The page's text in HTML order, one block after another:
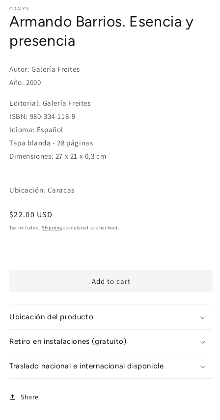
1
in
modal
ODALYS
Armando Barrios. Esencia y
presencia
Autor: Galería Freites
Año: 2000
Editorial: Galería Freites
ISBN: 980-334-118-9
Idioma: Español
Tapa blanda - 28 páginas
Dimensiones: 27 x 21 x 0,3 cm
Ubicación: Caracas
Regular
price
$22.00 USD
Tax included. Shipping calculated at checkout.
Add to cart
Ubicación del producto
Retiro en instalaciones (gratuito)
Traslado nacional e internacional disponible
Share